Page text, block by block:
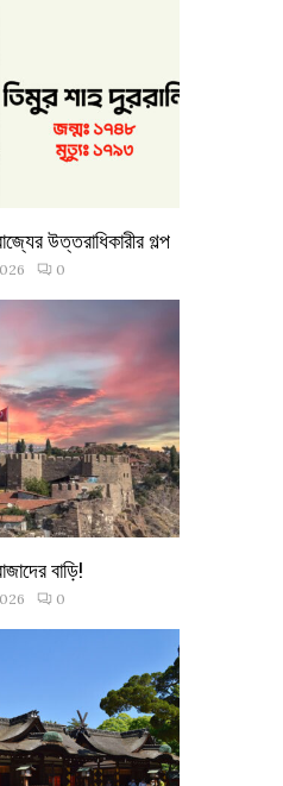
উত্তরাধিকারীর গল্প
0
বাড়ি!
0